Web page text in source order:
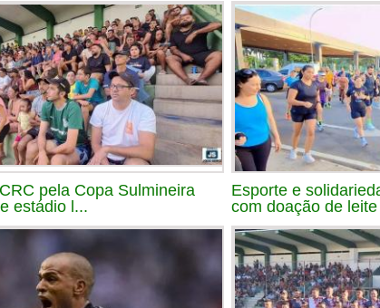
pela Copa Sulmineira
estádio l...
Esporte e
com doação de